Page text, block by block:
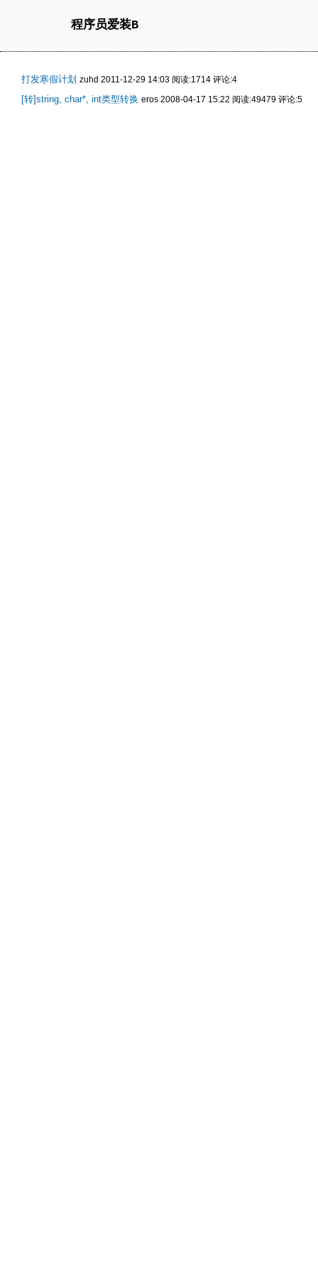
程序员爱装B
打发寒假计划 zuhd 2011-12-29 14:03 阅读:1714 评论:4
[转]string, char*, int类型转换 eros 2008-04-17 15:22 阅读:49479 评论:5